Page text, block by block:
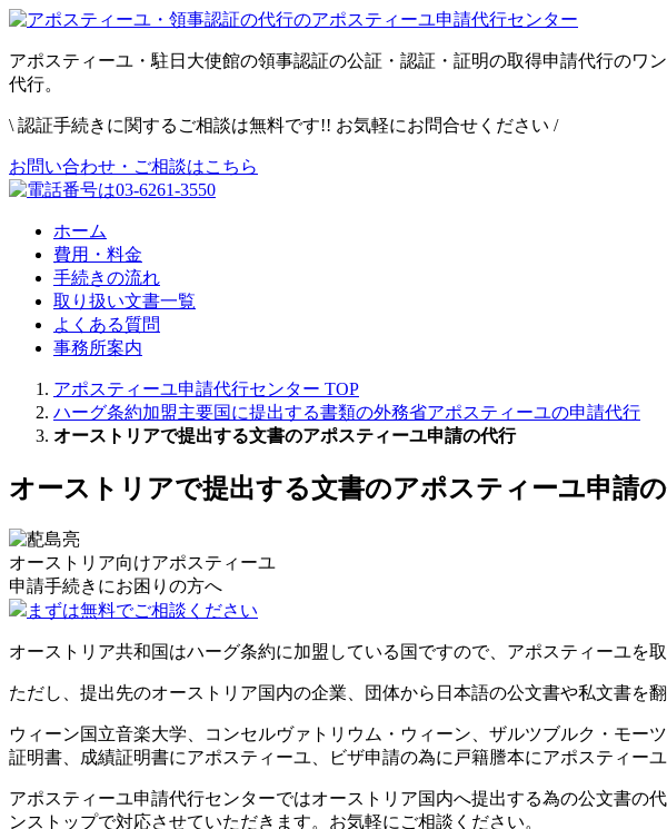
アポスティーユ・駐日大使館の領事認証の公証・認証・証明の取得申請代行の
代行。
\ 認証手続きに関するご相談は無料です!! お気軽にお問合せください /
お問い合わせ・ご相談はこちら
ホーム
費用・料金
手続きの流れ
取り扱い文書一覧
よくある質問
事務所案内
アポスティーユ申請代行センター TOP
ハーグ条約加盟主要国に提出する書類の外務省アポスティーユの申請代行
オーストリアで提出する文書のアポスティーユ申請の代行
オーストリアで提出する文書のアポスティーユ申請
オーストリア向けアポスティーユ
申請手続きにお困りの方へ
まずは無料でご相談ください
オーストリア共和国はハーグ条約に加盟している国ですので、アポスティーユを
ただし、提出先のオーストリア国内の企業、団体から日本語の公文書や私文書を
ウィーン国立音楽大学、コンセルヴァトリウム・ウィーン、ザルツブルク・モ
証明書、成績証明書にアポスティーユ、ビザ申請の為に戸籍謄本にアポスティー
アポスティーユ申請代行センターではオーストリア国内へ提出する為の公文書
ンストップで対応させていただきます。お気軽にご相談ください。